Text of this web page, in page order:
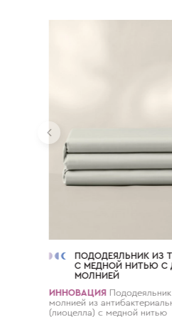
ПОДОДЕЯЛЬНИК ИЗ
С МЕДНОЙ НИТЬЮ С
МОЛНИЕЙ
ИННОВАЦИЯ
молнией из
(лиоцелла) с медной нитью